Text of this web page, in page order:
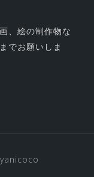
、絵の制作物な
でお願いしま